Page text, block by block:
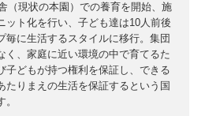
（現状の本園）での養育を開始、施
ット化を行い、子ども達は10人前後
毎に生活するスタイルに移行。集団
く、家庭に近い環境の中で育てるた
子どもが持つ権利を保証し、できる
たりまえの生活を保証するという国